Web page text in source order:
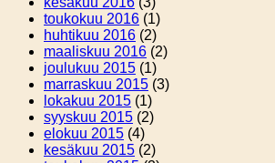
toukokuu 2016 (1)
huhtikuu 2016 (2)
maaliskuu 2016 (2)
joulukuu 2015 (1)
marraskuu 2015 (3)
lokakuu 2015 (1)
syyskuu 2015 (2)
elokuu 2015 (4)
kesäkuu 2015 (2)